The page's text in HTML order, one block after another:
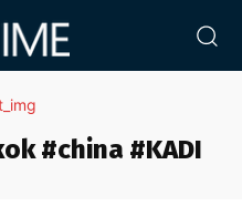
#china #KADI